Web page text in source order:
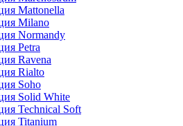
Mattonella
Milano
Normandy
Petra
Ravena
Rialto
Soho
Solid White
Technical Soft
Titanium